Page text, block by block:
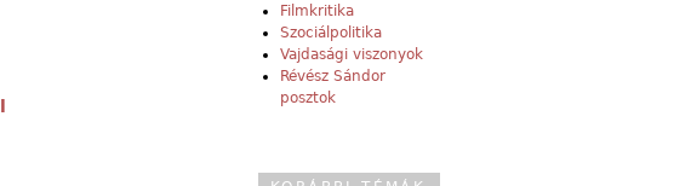
Filmkritika
Szociálpolitika
Vajdasági viszonyok
Révész Sándor
posztok